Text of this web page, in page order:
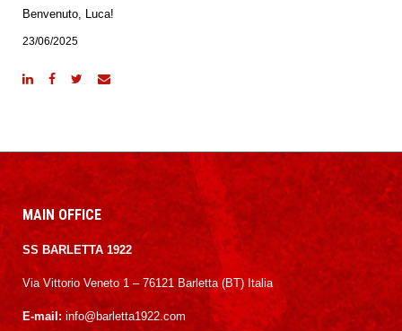
Benvenuto, Luca!
23/06/2025
MAIN OFFICE
SS BARLETTA 1922
Via Vittorio Veneto 1 – 76121 Barletta (BT) Italia
E-mail: info@barletta1922.com